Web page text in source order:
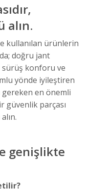
alın.
kullanılan ürünlerin
doğru jant
konforu ve
yönde iyileştiren
en önemli
güvenlik parçası
genişlikte